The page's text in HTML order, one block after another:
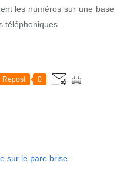
les numéros sur une base
téléphoniques.
Repost 0